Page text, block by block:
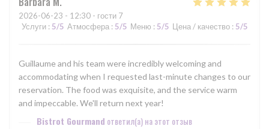
2026-06-23 - 12:30 - гости 7
Услуги : 5/5 Атмосфера : 5/5 Меню : 5/5 Цена / качество : 5/5
Guillaume and his team were incredibly welcoming and
accommodating when I requested last-minute changes to our
reservation. The food was exquisite, and the service warm
and impeccable. We'll return next year!
Bistrot Gourmand ответил(а) на этот отзыв